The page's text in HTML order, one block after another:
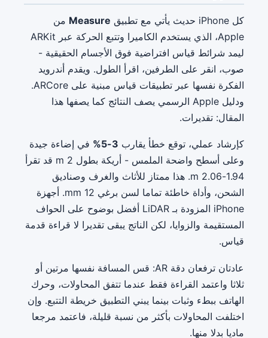
كل iPhone حديث يأتي مع تطبيق Measure من
Apple، الذي يستخدم الكاميرا وتتبع الحركة عبر ARKit
ليمد شرائط قياس افتراضية فوق الأجسام الحقيقية -
صوب، انقر على الطرفين، اقرأ الطول. ويقدم أندرويد
الفكرة نفسها عبر تطبيقات قياس مبنية على ARCore.
ودليل Apple الرسمي يصف النتائج كما يصفها هذا
المقال: تقديرات.
كإرشاد عملي، توقع خطأ يقارب 3-5%
في إضاءة جيدة
وعلى أسطح واضحة الملمس - أريكة بطول 2 m قد تقرأ
1.94-2.06 m. هذا ممتاز للأثاث والغرف وصناديق
الشحن، وأداة خاطئة تماما لسن برغي 12 mm. أجهزة
iPhone المزودة بـ LiDAR أفضل بوضوح على الحواف
المستقيمة والزوايا، لكن الناتج يبقى تقديرا لا قراءة قدمة
قياس.
عادتان ترفعان دقة AR: قس المسافة نفسها مرتين أو
ثلاثا واعتمد القراءة فقط عندما تتفق المحاولات، وحرك
الهاتف ببطء وثبات بينما يبني التطبيق خريطة التتبع. وإن
اختلفت المحاولات بأكثر من نسبة قليلة، فاعتمد مرجعا
ماديا بدلا منها.